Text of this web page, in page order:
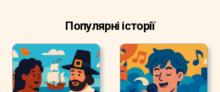
Популярні історії